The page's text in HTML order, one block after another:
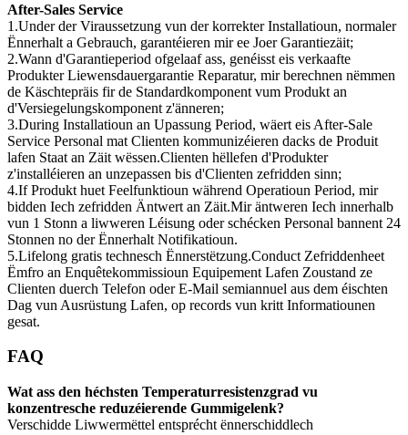
After-Sales Service
1.Under der Viraussetzung vun der korrekter Installatioun, normaler
Ënnerhalt a Gebrauch, garantéieren mir ee Joer Garantiezäit;
2.Wann d'Garantieperiod ofgelaaf ass, genéisst eis verkaafte
Produkter Liewensdauergarantie Reparatur, mir berechnen nëmmen
de Käschtepräis fir de Standardkomponent vum Produkt an
d'Versiegelungskomponent z'änneren;
3.During Installatioun an Upassung Period, wäert eis After-Sale
Service Personal mat Clienten kommunizéieren dacks de Produit
lafen Staat an Zäit wëssen.Clienten hëllefen d'Produkter
z'installéieren an unzepassen bis d'Clienten zefridden sinn;
4.If Produkt huet Feelfunktioun während Operatioun Period, mir
bidden Iech zefridden Äntwert an Zäit.Mir äntweren Iech innerhalb
vun 1 Stonn a liwweren Léisung oder schécken Personal bannent 24
Stonnen no der Ënnerhalt Notifikatioun.
5.Lifelong gratis technesch Ënnerstëtzung.Conduct Zefriddenheet
Ëmfro an Enquêtekommissioun Equipement Lafen Zoustand ze
Clienten duerch Telefon oder E-Mail semiannuel aus dem éischten
Dag vun Ausrüstung Lafen, op records vun kritt Informatiounen
gesat.
FAQ
Wat ass den héchsten Temperaturresistenzgrad vu
konzentresche reduzéierende Gummigelenk?
Verschidde Liwwermëttel entsprécht ënnerschiddlech